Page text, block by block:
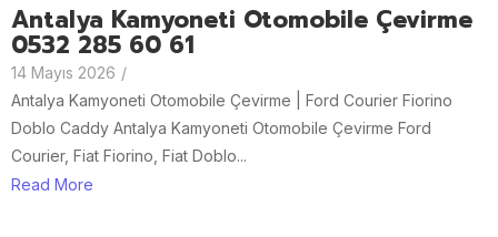
Antalya Kamyoneti Otomobile Çevirme
0532 285 60 61
14 Mayıs 2026 /
Antalya Kamyoneti Otomobile Çevirme | Ford Courier Fiorino
Doblo Caddy Antalya Kamyoneti Otomobile Çevirme Ford
Courier, Fiat Fiorino, Fiat Doblo...
Read More